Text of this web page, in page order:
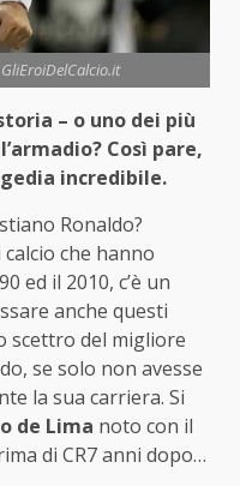
– o uno dei più
Così pare,
incredibile.
Ronaldo?
che hanno
ed il 2010, c’è un
anche questi
scettro del migliore
se solo non avesse
la sua carriera. Si
de Lima noto con il
di CR7 anni dopo…